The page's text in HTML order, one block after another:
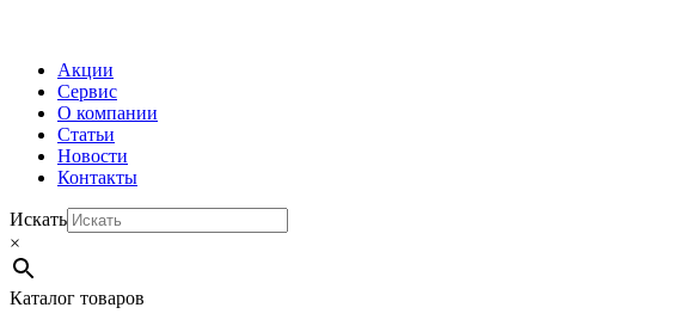
Акции
Сервис
О компании
Статьи
Новости
Контакты
Искать
×
Каталог товаров